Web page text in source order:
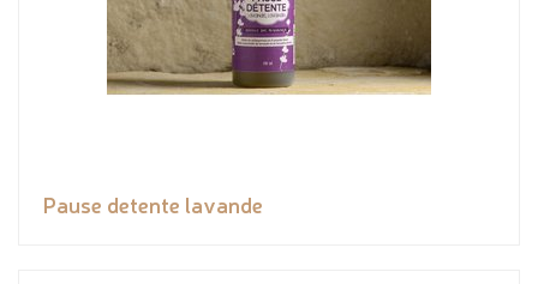
Pause detente lavande